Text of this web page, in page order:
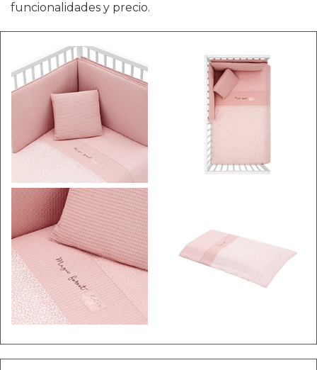
funcionalidades y precio.